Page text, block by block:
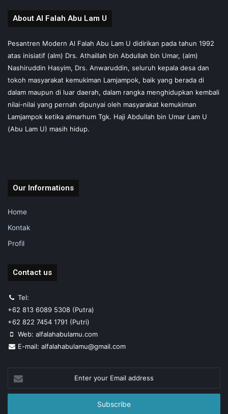
About Al Falah Abu Lam U
Pesantren Modern Al Falah Abu Lam U didirikan pada tahun 1992
atas inisiatif (alm) Drs. Athaillah bin Abdullah bin Umar, (alm)
Nashiruddin Hasyim, Drs. Anwaruddin, seluruh kepala desa dan
tokoh masyarakat kemukiman Lamjampok, baik yang berada di
dalam maupun di luar daerah, dalam rangka menghidupkan kembali
nilai-nilai yang pernah dipunyai oleh masyarakat kemukiman
Lamjampok ketika almarhum Tgk. Haji Abdullah bin Umar Lam U
(Abu Lam U) masih hidup.
Our Informations
Home
Kontak
Profil
Contact us
Tel:
+62 813 6089 5308 (Putra)
+62 822 7454 1791 (Putri)
Web: alfalahabulamu.com
E-mail: alfalahabulamu@gmail.com
your
Email